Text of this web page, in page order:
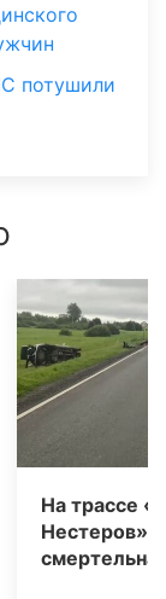
потушили
На трассе
Нестеров»